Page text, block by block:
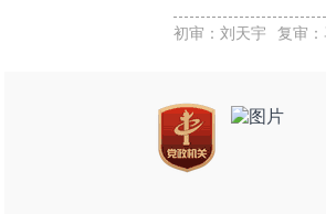
初审：刘天宇 复审